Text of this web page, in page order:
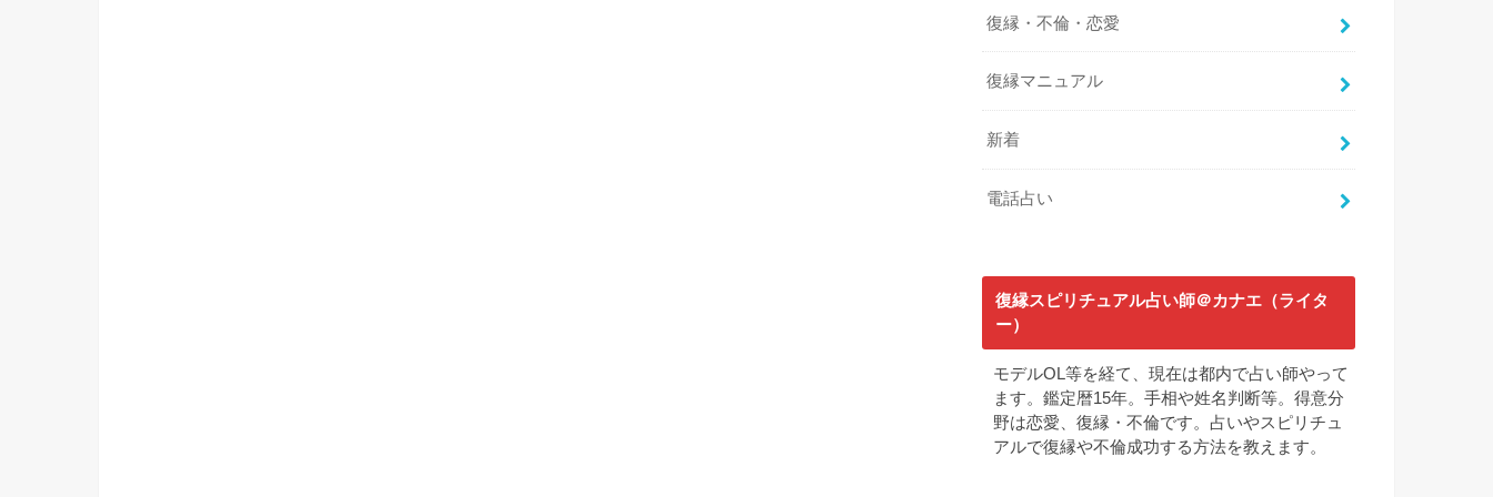
復縁・不倫・恋愛
復縁マニュアル
新着
電話占い
復縁スピリチュアル占い師＠カナエ（ライタ
ー）
モデルOL等を経て、現在は都内で占い師やって
ます。鑑定暦15年。手相や姓名判断等。得意分
野は恋愛、復縁・不倫です。占いやスピリチュ
アルで復縁や不倫成功する方法を教えます。